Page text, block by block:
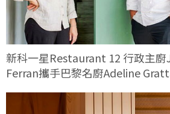
新科一星Restaurant 12 行政主
Ferran攜手巴黎名廚Adeline